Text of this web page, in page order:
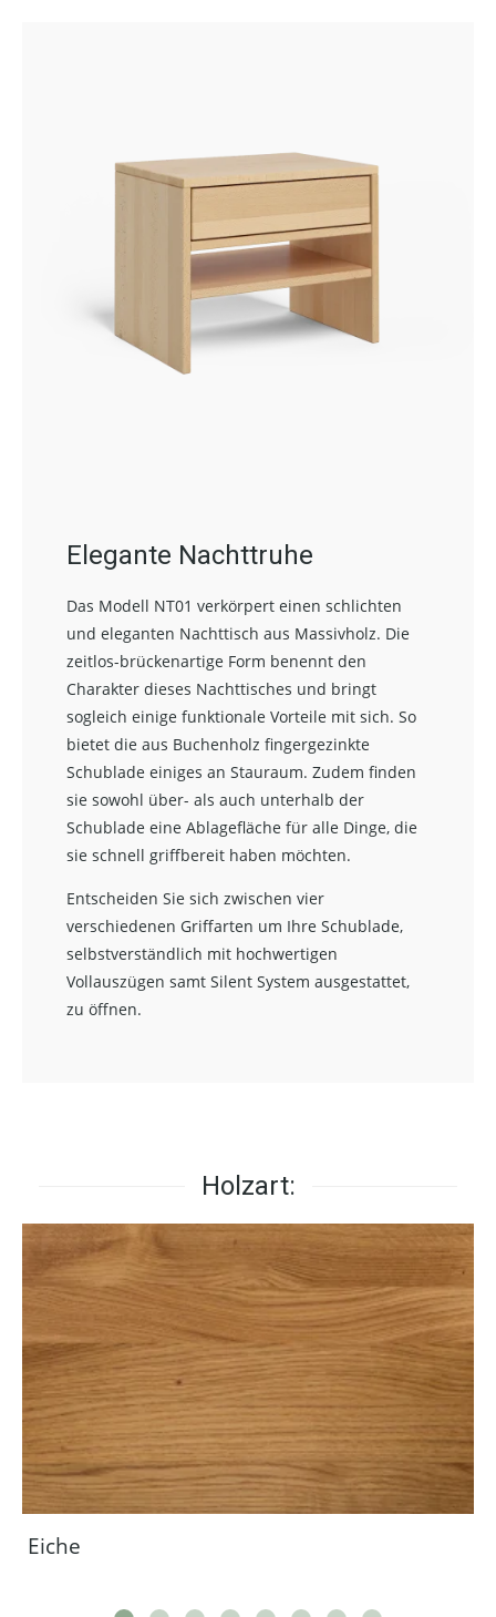
Elegante Nachttruhe
Das Modell NT01 verkörpert einen schlichten
und eleganten Nachttisch aus Massivholz. Die
zeitlos-brückenartige Form benennt den
Charakter dieses Nachttisches und bringt
sogleich einige funktionale Vorteile mit sich. So
bietet die aus Buchenholz fingergezinkte
Schublade einiges an Stauraum. Zudem finden
sie sowohl über- als auch unterhalb der
Schublade eine Ablagefläche für alle Dinge, die
sie schnell griffbereit haben möchten.
Entscheiden Sie sich zwischen vier
verschiedenen Griffarten um Ihre Schublade,
selbstverständlich mit hochwertigen
Vollauszügen samt Silent System ausgestattet,
zu öffnen.
Holzart:
Eiche